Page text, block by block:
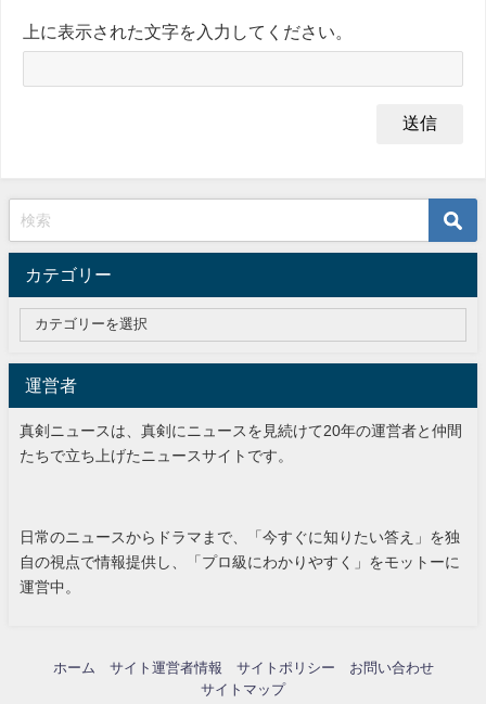
上に表示された文字を入力してください。
カテゴリー
運営者
真剣ニュースは、真剣にニュースを見続けて20年の運営者と仲間
たちで立ち上げたニュースサイトです。
日常のニュースからドラマまで、「今すぐに知りたい答え」を独
自の視点で情報提供し、「プロ級にわかりやすく」をモットーに
運営中。
ホーム サイト運営者情報 サイトポリシー
お問い合わせ
サイトマップ